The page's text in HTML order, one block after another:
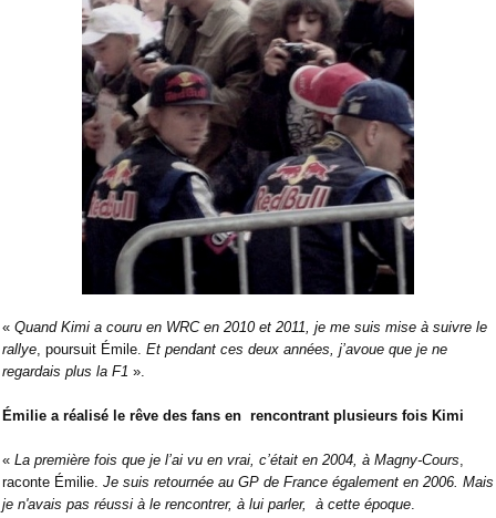
« Quand Kimi a couru en WRC en 2010 et 2011, je me suis mise à suivre le
rallye, poursuit Émile. Et pendant ces deux années, j’avoue que je ne
regardais plus la F1 ».
Émilie a réalisé le rêve des fans en rencontrant plusieurs fois Kimi
« La première fois que je l’ai vu en vrai, c’était en 2004, à Magny-Cours,
raconte Émilie. Je suis retournée au GP de France également en 2006. Mais
je n'avais pas réussi à le rencontrer, à lui parler,
à cette époque.